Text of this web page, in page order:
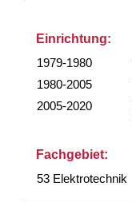
Einrichtung:
1979-1980
1980-2005
2005-2020
Fachgebiet:
53 Elektrotechnik